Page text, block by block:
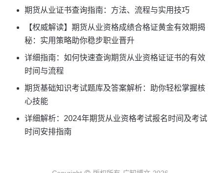
期货从业证书查询指南：方法、流程与实用技巧
【权威解读】期货从业资格成绩合格证黄金有效期揭
秘：实用策略助你稳步职业晋升
详细指南：如何快速查询期货从业资格证证书的有效
时间与流程
期货基础知识考试题库及答案解析：助你轻松掌握核
心技能
详细解析：2024年期货从业资格考试报名时间及考试
时间安排指南